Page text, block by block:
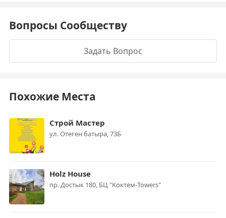
Вопросы Сообществу
Задать Вопрос
Похожие Места
Строй Мастер
ул. Отеген батыра, 73Б
Holz House
пр. Достык 180, БЦ "Коктем-Towers"